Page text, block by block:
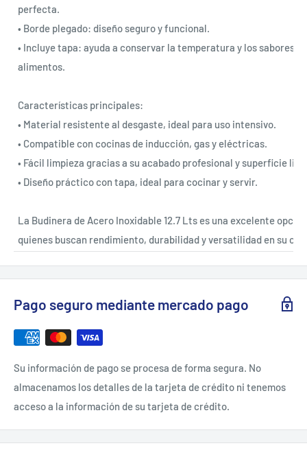
perfecta.
• Borde plegado: diseño seguro y funcional.
• Incluye tapa: ayuda a conservar la temperatura y los sabores
alimentos.
Características principales:
• Material resistente al desgaste, ideal para uso intensivo.
• Compatible con cocinas de inducción, gas y eléctricas.
• Fácil limpieza gracias a su acabado profesional y superficie lisa.
• Diseño práctico con tapa, ideal para cocinar y servir.
La Budinera de Acero Inoxidable 12.7 Lts es una excelente
quienes buscan rendimiento, durabilidad y versatilidad en su
Pago seguro mediante mercado pago
Su información de pago se procesa de forma segura. No
almacenamos los detalles de la tarjeta de crédito ni tenemos
acceso a la información de su tarjeta de crédito.